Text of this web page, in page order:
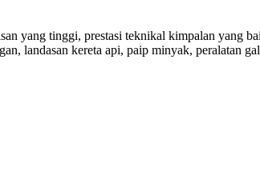
yang tinggi, prestasi teknikal kimpalan yang
landasan kereta api, paip minyak, peralatan